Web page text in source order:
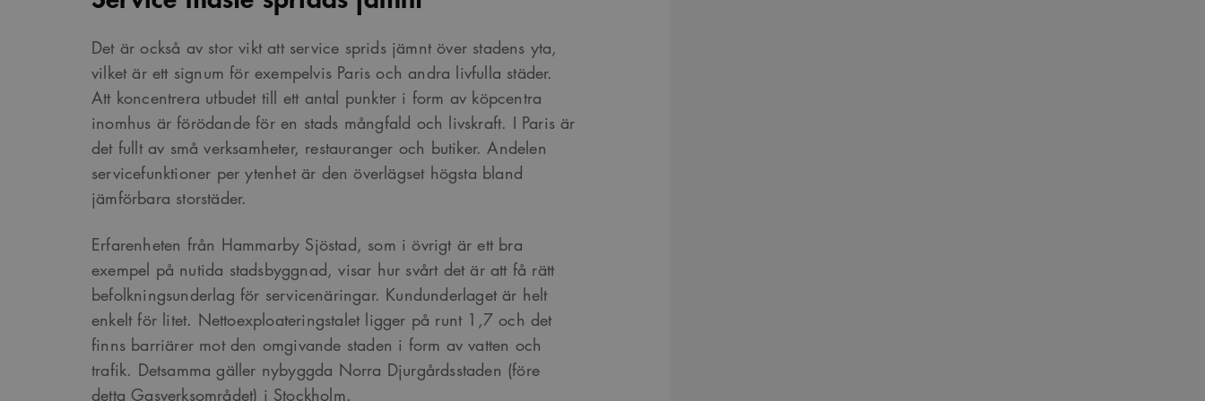
Det är också av stor vikt att service sprids jämnt över stadens yta,
vilket är ett signum för exempelvis Paris och andra livfulla städer.
Att koncentrera utbudet till ett antal punkter i form av köpcentra
inomhus är förödande för en stads mångfald och livskraft. I Paris är
det fullt av små verksamheter, restauranger och butiker. Andelen
servicefunktioner per ytenhet är den överlägset högsta bland
jämförbara storstäder.
Erfarenheten från Hammarby Sjöstad, som i övrigt är ett bra
exempel på nutida stadsbyggnad, visar hur svårt det är att få rätt
befolkningsunderlag för servicenäringar. Kundunderlaget är helt
enkelt för litet. Nettoexploateringstalet ligger på runt 1,7 och det
finns barriärer mot den omgivande staden i form av vatten och
trafik. Detsamma gäller nybyggda Norra Djurgårdsstaden (före
detta Gasverksområdet) i Stockholm.
_cs_s
Content
Square SaaS
.arkitekt.se
29
minuter
59
sekunder